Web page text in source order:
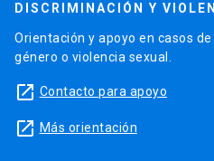
DISCRIMINACIÓN Y
Orientación y apoyo en casos
género o violencia sexual.
launch Contacto para apoyo
launch Más orientación